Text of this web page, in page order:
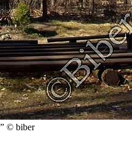
© biber